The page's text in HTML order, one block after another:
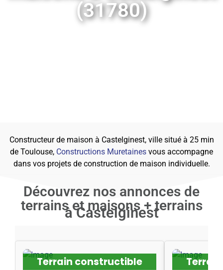
(31780)
Constructeur de maison à Castelginest, ville situé à 25 min
de Toulouse, Constructions Muretaines vous accompagne
dans vos projets de construction de maison individuelle.
Découvrez nos annonces de
terrains et maisons + terrains
à Castelginest
Terrain constructible